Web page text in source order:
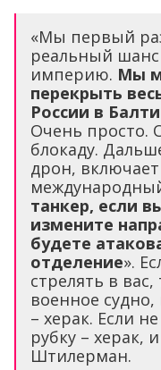
«Мы первый
реальный
империю. Мы
перекрыть
России в
Очень просто.
блокаду.
дрон,
танкер, если
измените
будете
отделение».
стрелять в
военное
– херак. Если
рубку – херак,
Штилерман.